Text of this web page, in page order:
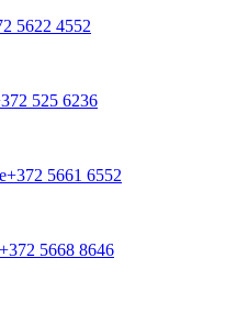
5622 4552
525 6236
+372 5661 6552
+372 5668 8646